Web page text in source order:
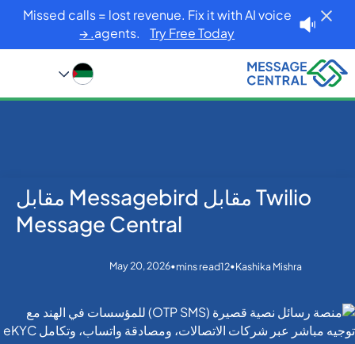
Missed calls = lost revenue. Fix it with AI voice
agents.Try Free Today. →
Home
Blog
OTP SMS Verification
Twilio مقابل Messagebird مقابل
Message Central
Kashika Mishra
•
12
mins read
•
May 20, 2026